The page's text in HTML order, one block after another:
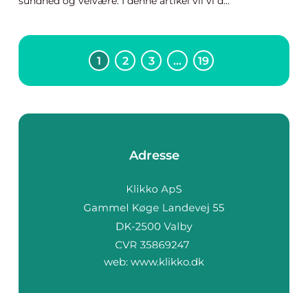
1 2 3 … 19
Adresse
web: www.klikko.dk